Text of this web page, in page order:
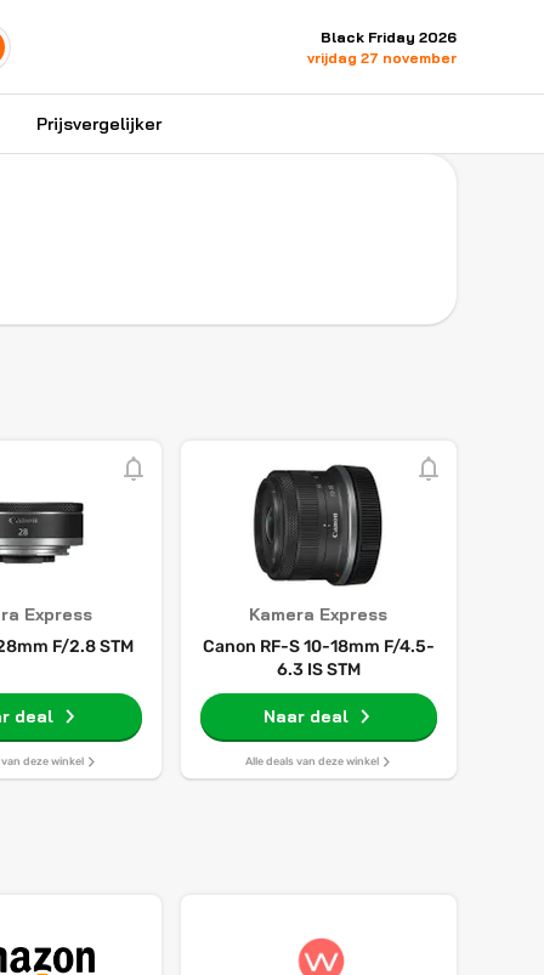
Black Friday 2026
vrijdag 27 november
Prijsvergelijker
Express
F/2.8 STM
deal
van deze winkel
Kamera Express
Canon RF-S 10-18mm F/4.5-
6.3 IS STM
Naar deal
Alle deals van deze winkel